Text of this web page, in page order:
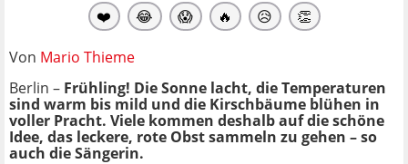
❤️ 😂 😱 🔥 😥 👏
Von Mario Thieme
Berlin – Frühling! Die Sonne lacht, die Temperaturen
sind warm bis mild und die Kirschbäume blühen in
voller Pracht. Viele kommen deshalb auf die schöne
Idee, das leckere, rote Obst sammeln zu gehen – so
auch die Sängerin.